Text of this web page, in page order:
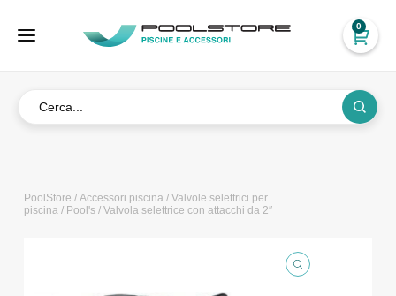
0
PoolStore / Accessori piscina/ Valvole selettrici per
piscina/ Pool's/ Valvola selettrice con attacchi da 2″